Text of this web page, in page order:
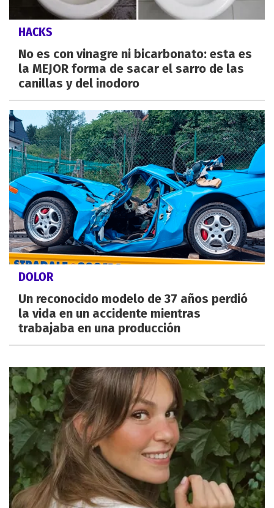
HACKS
No es con vinagre ni bicarbonato: esta es
la MEJOR forma de sacar el sarro de las
canillas y del inodoro
DOLOR
Un reconocido modelo de 37 años perdió
la vida en un accidente mientras
trabajaba en una producción